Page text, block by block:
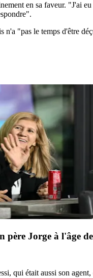
en sa faveur. "J'ai
n'a "pas le temps d'être
père Jorge à l'âge
qui était aussi son